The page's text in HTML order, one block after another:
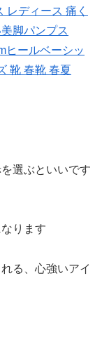
レディース 痛く
脚パンプス
ヒールベーシッ
靴 春靴 春夏
選ぶといいです
ります
る、心強いアイ